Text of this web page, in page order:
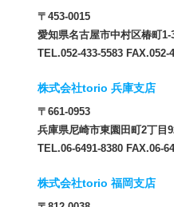
〒453-0015
愛知県名古屋市中村区椿町
TEL.052-433-5583 FAX.052-
株式会社torio 兵庫支店
〒661-0953
兵庫県尼崎市東園田町2丁
TEL.06-6491-8380 FAX.06-
株式会社torio 福岡支店